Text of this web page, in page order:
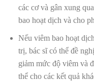
các cơ và gân xung
bao hoạt dịch và cho
Nếu viêm bao hoạt
trị, bác sĩ có thể đề
giảm mức độ viêm và
thể cho các kết quả